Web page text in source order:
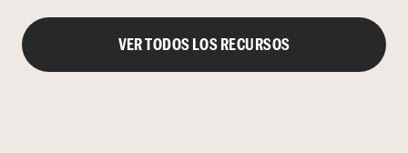
VER TODOS LOS RECURSOS